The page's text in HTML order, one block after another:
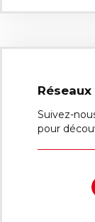
Suivez-
pour